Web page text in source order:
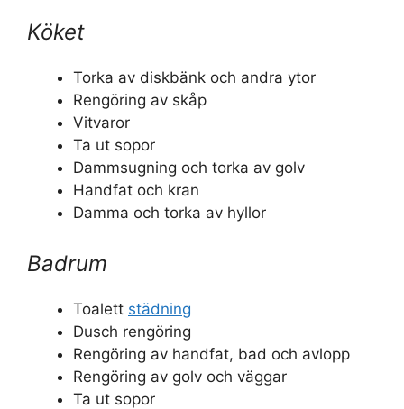
Köket
Torka av diskbänk och andra ytor
Rengöring av skåp
Vitvaror
Ta ut sopor
Dammsugning och torka av golv
Handfat och kran
Damma och torka av hyllor
Badrum
Toalett städning
Dusch rengöring
Rengöring av handfat, bad och avlopp
Rengöring av golv och väggar
Ta ut sopor